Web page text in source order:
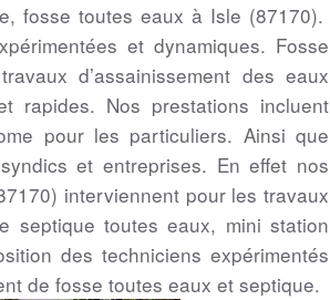
fosse toutes eaux à Isle (87170).
et dynamiques. Fosse
d’assainissement des eaux
rapides. Nos prestations incluent
pour les particuliers. Ainsi que
et entreprises. En effet nos
interviennent pour les travaux
septique toutes eaux, mini station
des techniciens expérimentés
de fosse toutes eaux et septique.